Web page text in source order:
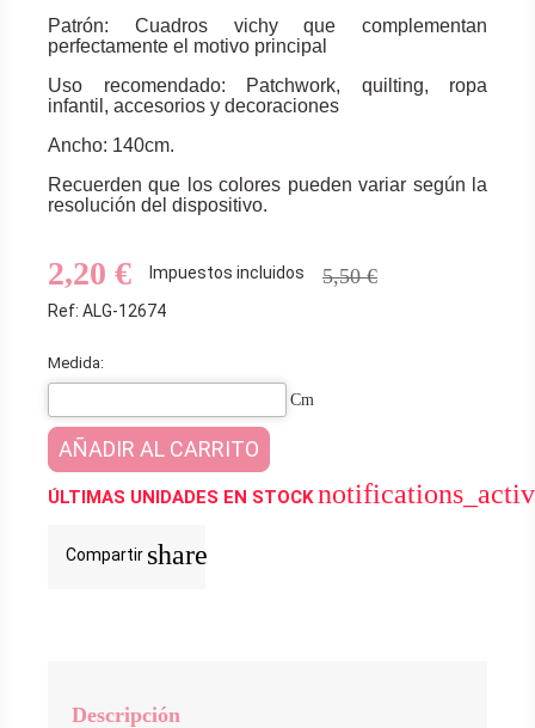
Patrón: Cuadros vichy que complementan
perfectamente el motivo principal
Uso recomendado: Patchwork, quilting, ropa
infantil, accesorios y decoraciones
Ancho: 140cm.
Recuerden que los colores pueden variar según la
resolución del dispositivo.
2,20 € Impuestos incluidos 5,50 €
Ref: ALG-12674
Medida:
Cm
AÑADIR AL CARRITO
ÚLTIMAS UNIDADES EN STOCK
Compartir share
Descripción